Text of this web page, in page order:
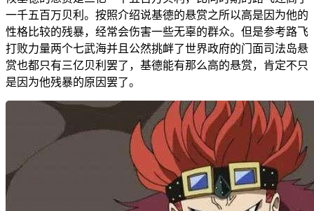
一千五百万贝利。按照介绍说基德的悬赏之所以高是因为他的
性格比较的残暴，经常会伤害一些无辜的群众。但是参考路飞
打败力量两个七武海并且公然挑衅了世界政府的门面司法岛悬
赏也都只有三亿贝利罢了，基德能有那么高的悬赏，肯定不只
是因为他残暴的原因罢了。